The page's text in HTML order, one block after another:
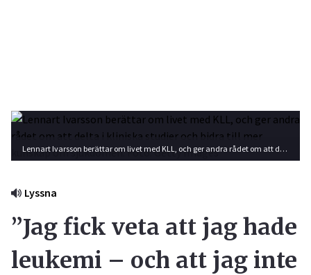
Lennart Ivarsson berättar om livet med KLL, och ger andra rådet om att delta i kliniska studier och bidra till mer kunskap om sjukdomen. Foto: Getty Images
Lyssna
”Jag fick veta att jag hade
leukemi – och att jag inte